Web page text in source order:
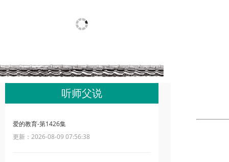
听师父说
爱的教育-第1426集
更新：2026-08-09 07:56:38